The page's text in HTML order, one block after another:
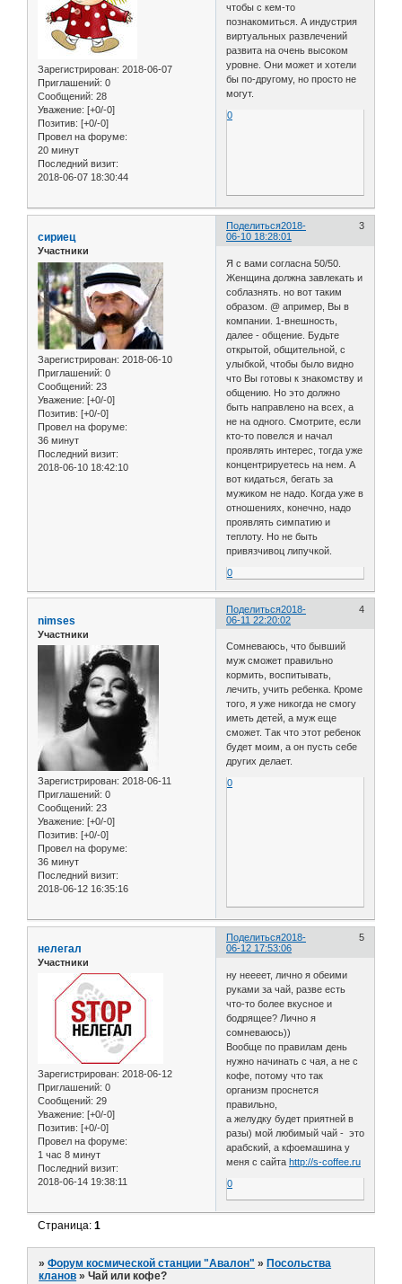
Зарегистрирован: 2018-06-07
Приглашений: 0
Сообщений: 28
Уважение: [+0/-0]
Позитив: [+0/-0]
Провел на форуме:
20 минут
Последний визит:
2018-06-07 18:30:44
чтобы с кем-то
познакомиться. А индустрия
виртуальных развлечений
развита на очень высоком
уровне. Они может и хотели
бы по-другому, но просто не
могут.
0
Поделиться 3
2018-
06-10 18:28:01
сириец
Участники
Зарегистрирован: 2018-06-10
Приглашений: 0
Сообщений: 23
Уважение: [+0/-0]
Позитив: [+0/-0]
Провел на форуме:
36 минут
Последний визит:
2018-06-10 18:42:10
Я с вами согласна 50/50.
Женщина должна завлекать и
соблазнять. но вот таким
образом. @ апример, Вы в
компании. 1-внешность,
далее - общение. Будьте
открытой, общительной, с
улыбкой, чтобы было видно
что Вы готовы к знакомству и
общению. Но это должно
быть направлено на всех, а
не на одного. Смотрите, если
кто-то повелся и начал
проявлять интерес, тогда уже
концентрируетесь на нем. А
вот кидаться, бегать за
мужиком не надо. Когда уже в
отношениях, конечно, надо
проявлять симпатию и
теплоту. Но не быть
привязчивоц липучкой.
0
Поделиться 4
2018-
06-11 22:20:02
nimses
Участники
Зарегистрирован: 2018-06-11
Приглашений: 0
Сообщений: 23
Уважение: [+0/-0]
Позитив: [+0/-0]
Провел на форуме:
36 минут
Последний визит:
2018-06-12 16:35:16
Сомневаюсь, что бывший
муж сможет правильно
кормить, воспитывать,
лечить, учить ребенка. Кроме
того, я уже никогда не смогу
иметь детей, а муж еще
сможет. Так что этот ребенок
будет моим, а он пусть себе
других делает.
0
Поделиться 5
2018-
06-12 17:53:06
нелегал
Участники
Зарегистрирован: 2018-06-12
Приглашений: 0
Сообщений: 29
Уважение: [+0/-0]
Позитив: [+0/-0]
Провел на форуме:
1 час 8 минут
Последний визит:
2018-06-14 19:38:11
ну неееет, лично я обеими
руками за чай, разве есть
что-то более вкусное и
бодрящее? Лично я
сомневаюсь))
Вообще по правилам день
нужно начинать с чая, а не с
кофе, потому что так
организм проснется
правильно,
а желудку будет приятней в
разы) мой любимый чай - это
арабский, а кфоемашина у
меня с сайтаhttp://s-coffee.ru
0
Страница:1
»Форум космической станции "Авалон" » Посольства
кланов »Чай или кофе?